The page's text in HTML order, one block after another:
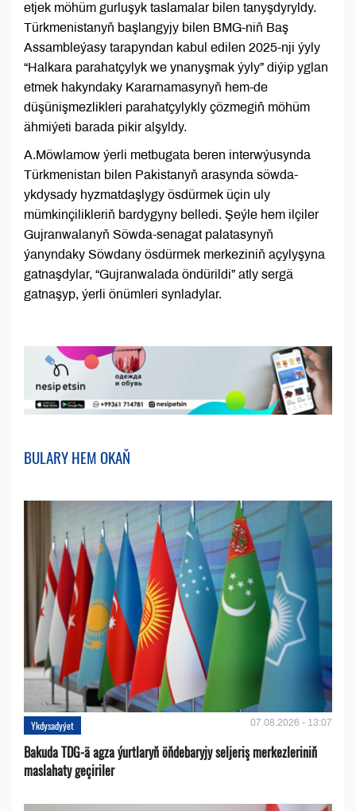
etjek möhüm gurluşyk taslamalar bilen tanyşdyryldy.
Türkmenistanyň başlangyjy bilen BMG-niň Baş
Assambleýasy tarapyndan kabul edilen 2025-nji ýyly
“Halkara parahatçylyk we ynanyşmak ýyly” diýip yglan
etmek hakyndaky Kararnamasynyň hem-de
düşünişmezlikleri parahatçylykly çözmegiň möhüm
ähmiýeti barada pikir alşyldy.
A.Möwlamow ýerli metbugata beren interwýusynda
Türkmenistan bilen Pakistanyň arasynda söwda-
ykdysady hyzmatdaşlygy ösdürmek üçin uly
mümkinçilikleriň bardygyny belledi. Şeýle hem ilçiler
Gujranwalanyň Söwda-senagat palatasynyň
ýanyndaky Söwdany ösdürmek merkeziniň açylyşyna
gatnaşdylar, “Gujranwalada öndürildi” atly sergä
gatnaşyp, ýerli önümleri synladylar.
BULARY HEM OKAŇ
Ykdysadyýet 07.08.2026 - 13:07
Bakuda TDG-ä agza ýurtlaryň öňdebaryjy seljeriş merkezleriniň
maslahaty geçiriler